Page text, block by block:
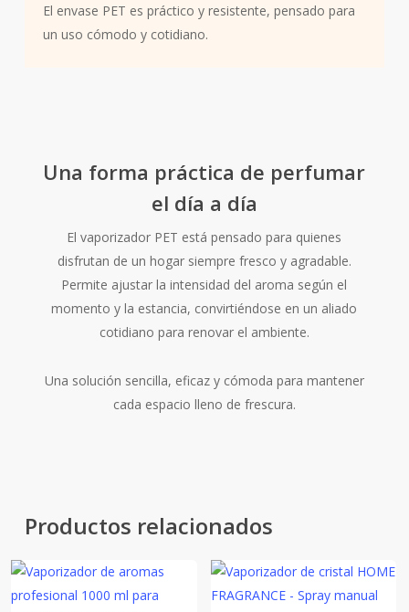
El envase PET es práctico y resistente, pensado para
un uso cómodo y cotidiano.
Una forma práctica de perfumar
el día a día
El vaporizador PET está pensado para quienes
disfrutan de un hogar siempre fresco y agradable.
Permite ajustar la intensidad del aroma según el
momento y la estancia, convirtiéndose en un aliado
cotidiano para renovar el ambiente.
Una solución sencilla, eficaz y cómoda para mantener
cada espacio lleno de frescura.
Productos relacionados